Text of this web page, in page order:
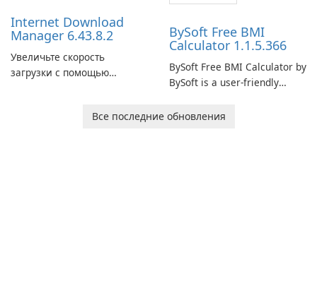
Internet Download
Manager 6.43.8.2
Увеличьте скорость
загрузки с помощью
BySoft Free BMI
Calculator 1.1.5.366
BySoft Free BMI Calculator by
BySoft is a user-friendly
designed to help you
Все последние обновления